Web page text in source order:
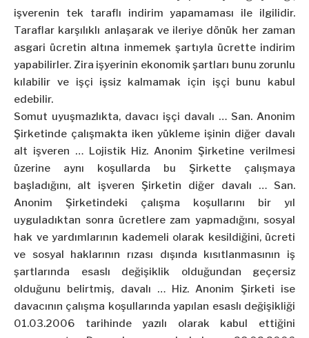
işverenin tek taraflı indirim yapamaması ile ilgilidir.
Taraflar karşılıklı anlaşarak ve ileriye dönük her zaman
asgari ücretin altına inmemek şartıyla ücrette indirim
yapabilirler. Zira işyerinin ekonomik şartları bunu zorunlu
kılabilir ve işçi işsiz kalmamak için işçi bunu kabul
edebilir.
Somut uyuşmazlıkta, davacı işçi davalı … San. Anonim
Şirketinde çalışmakta iken yükleme işinin diğer davalı
alt işveren … Lojistik Hiz. Anonim Şirketine verilmesi
üzerine aynı koşullarda bu Şirkette çalışmaya
başladığını, alt işveren Şirketin diğer davalı … San.
Anonim Şirketindeki çalışma koşullarını bir yıl
uyguladıktan sonra ücretlere zam yapmadığını, sosyal
hak ve yardımlarının kademeli olarak kesildiğini, ücreti
ve sosyal haklarının rızası dışında kısıtlanmasının iş
şartlarında esaslı değişiklik olduğundan geçersiz
olduğunu belirtmiş, davalı … Hiz. Anonim Şirketi ise
davacının çalışma koşullarında yapılan esaslı değişikliği
01.03.2006 tarihinde yazılı olarak kabul ettiğini